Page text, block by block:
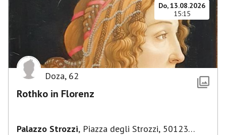
Do, 13.08.2026
15:15
Doza, 62
Rothko in Florenz
Palazzo Strozzi, Piazza degli Strozzi, 50123